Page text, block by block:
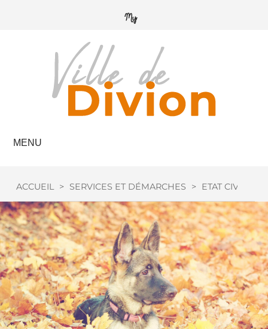
MENU
ACCUEIL > SERVICES ET DÉMARCHES > ETAT CIVIL